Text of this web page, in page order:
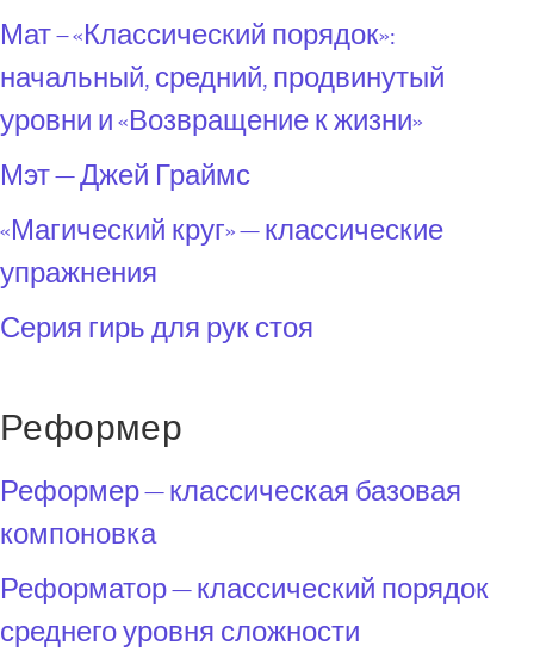
Мат – «Классический порядок»:
начальный, средний, продвинутый
уровни и «Возвращение к жизни»
Мэт — Джей Граймс
«Магический круг» — классические
упражнения
Серия гирь для рук стоя
Реформер
Реформер — классическая базовая
компоновка
Реформатор — классический порядок
среднего уровня сложности